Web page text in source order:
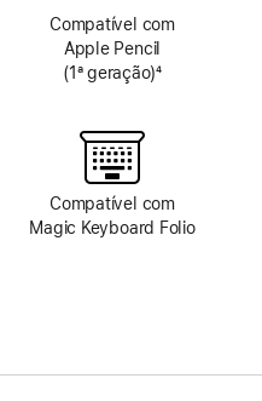
Compatível com
Apple Pencil
(1ª geração)4
Compatível com
Magic Keyboard Folio